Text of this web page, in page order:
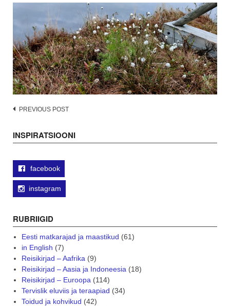
Post
PREVIOUS POST
INSPIRATSIOONI
facebook
instagram
RUBRIIGID
Eesti matkarajad ja maastikud (61)
in English (7)
Reisikirjad – Aafrika (9)
Reisikirjad – Aasia ja Indoneesia (18)
Reisikirjad – Euroopa (114)
Tervislik eluviis ja teraapiad (34)
Toidud ja kohvikud (42)